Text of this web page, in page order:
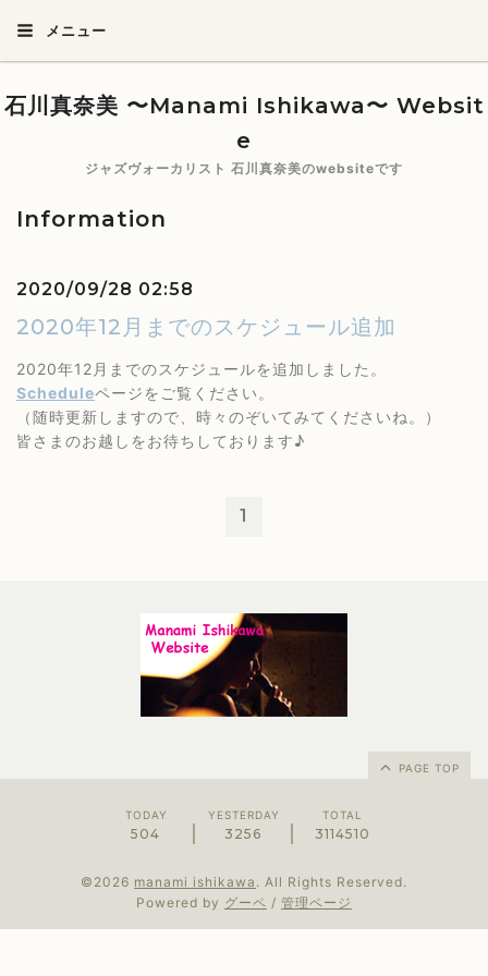
メニュー
石川真奈美 〜Manami Ishikawa〜 Websit
e
ジャズヴォーカリスト 石川真奈美のwebsiteです
Information
2020/09/28 02:58
2020年12月までのスケジュール追加
2020年12月までのスケジュールを追加しました。
Scheduleページをご覧ください。
（随時更新しますので、時々のぞいてみてくださいね。）
皆さまのお越しをお待ちしております♪
1
PAGE TOP
TODAY
504
YESTERDAY
3256
TOTAL
3114510
©2026 manami ishikawa . All Rights Reserved.
Powered by グーペ / 管理ページ